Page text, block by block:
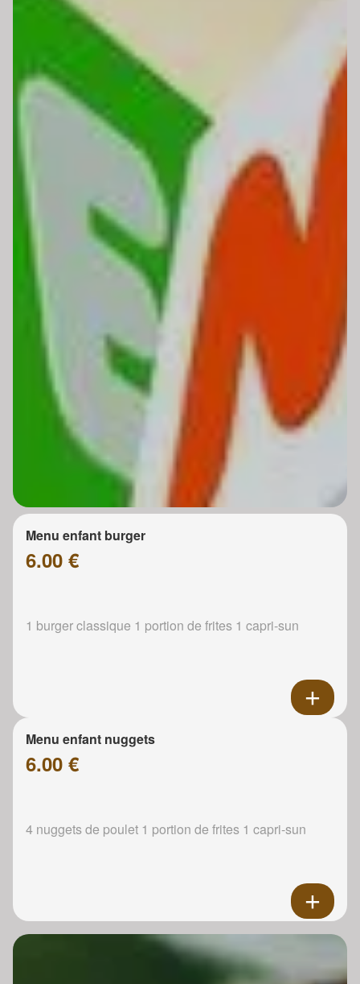
Menu enfant burger
6.00 €
1 burger classique 1 portion de frites 1 capri-sun
Menu enfant nuggets
6.00 €
4 nuggets de poulet 1 portion de frites 1 capri-sun